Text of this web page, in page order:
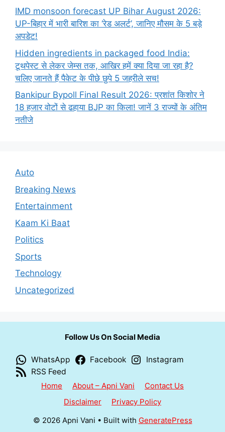
IMD monsoon forecast UP Bihar August 2026:
UP-बिहार में भारी बारिश का ‘रेड अलर्ट’, जानिए मौसम के 5 बड़े
अपडेट!
Hidden ingredients in packaged food India:
टूथपेस्ट से लेकर जेम्स तक, आखिर हमें क्या दिया जा रहा है?
चलिए जानते हैं पैकेट के पीछे छुपे 5 जहरीले सच!
Bankipur Bypoll Final Result 2026: प्रशांत किशोर ने
18 हजार वोटों से ढहाया BJP का किला! जानें 3 राज्यों के अंतिम
नतीजे
Auto
Breaking News
Entertainment
Kaam Ki Baat
Politics
Sports
Technology
Uncategorized
Follow Us On Social Media
WhatsApp Facebook
Instagram
RSS Feed
Home
About – Apni Vani
Contact Us
Disclaimer
Privacy Policy
© 2026 Apni Vani • Built with GeneratePress